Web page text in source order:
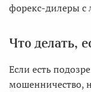
форекс-дилеры с
Что делать,
Если есть
мошенничество,